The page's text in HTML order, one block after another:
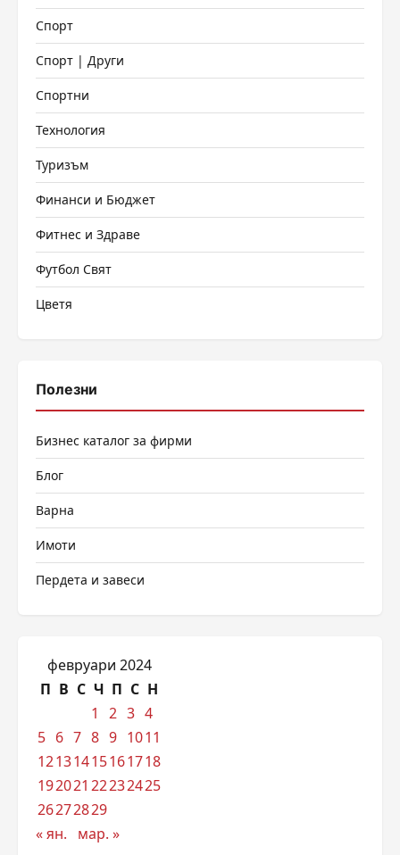
Спорт
Спорт | Други
Спортни
Технология
Туризъм
Финанси и Бюджет
Фитнес и Здраве
Футбол Свят
Цветя
Полезни
Бизнес каталог за фирми
Блог
Варна
Имоти
Пердета и завеси
февруари 2024
П В С Ч П С Н
1
2 3 4
5 6 7 8 9 1011
12131415161718
192021 22232425
26272829
« ян.
мар. »